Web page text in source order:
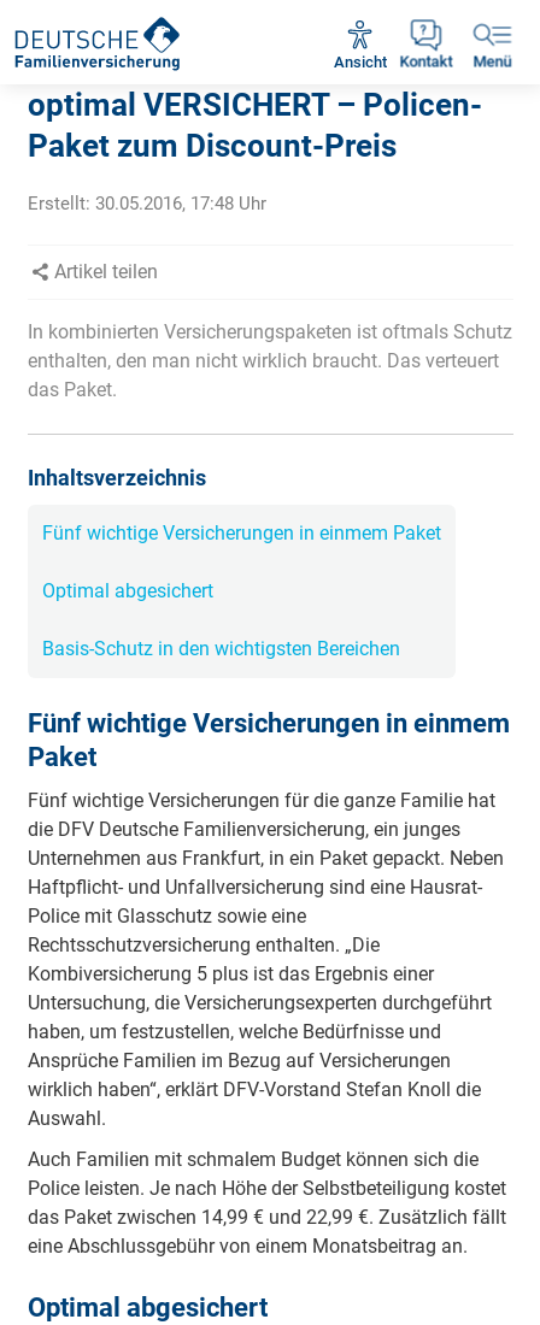
Kontakt
Ansicht Menü
Rückruf vereinbaren
optimal VERSICHERT – Policen-
Paket zum Discount-Preis
Erstellt: 30.05.2016, 17:48Uhr
Artikel teilen
In kombinierten Versicherungspaketen ist oftmals Schutz
enthalten, den man nicht wirklich braucht. Das verteuert
das Paket.
Fünf wichtige Versicherungen in einmem
Paket
Fünf wichtige Versicherungen für die ganze Familie hat
die DFV Deutsche Familienversicherung, ein junges
Unternehmen aus Frankfurt, in ein Paket gepackt. Neben
Haftpflicht- und Unfallversicherung sind eine Hausrat-
Police mit Glasschutz sowie eine
Rechtsschutzversicherung enthalten. „Die
Kombiversicherung 5 plus ist das Ergebnis einer
Untersuchung, die Versicherungsexperten durchgeführt
haben, um festzustellen, welche Bedürfnisse und
Ansprüche Familien im Bezug auf Versicherungen
wirklich haben“, erklärt DFV-Vorstand Stefan Knoll die
Auswahl.
Auch Familien mit schmalem Budget können sich die
Police leisten. Je nach Höhe der Selbstbeteiligung kostet
das Paket zwischen 14,99 € und 22,99 €. Zusätzlich fällt
eine Abschlussgebühr von einem Monatsbeitrag an.
Optimal abgesichert
Inhaltsverzeichnis
Fünf wichtige Versicherungen in einmem Paket
Optimal abgesichert
Basis-Schutz in den wichtigsten Bereichen